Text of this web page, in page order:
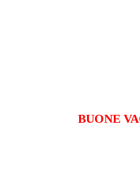
BUONE